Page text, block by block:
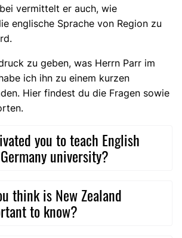
vermittelt er auch, wie
englische Sprache von Region zu
zu geben, was Herrn Parr im
ich ihn zu einem kurzen
Hier findest du die Fragen sowie
you to teach English
university?
think is New Zealand
to know?